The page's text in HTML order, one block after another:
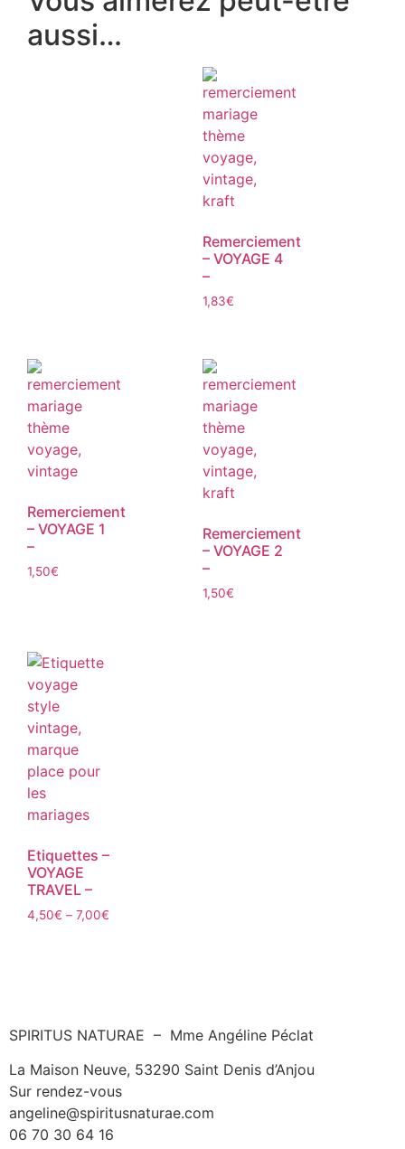
aussi…
Remerciement
– VOYAGE 4
–
1,83€
Remerciement
– VOYAGE 1
–
1,50€
Remerciement
– VOYAGE 2
–
1,50€
Etiquettes –
VOYAGE
TRAVEL –
4,50€ – 7,00€
SPIRITUS NATURAE – Mme Angéline Péclat
La Maison Neuve, 53290 Saint Denis d’Anjou
Sur rendez-vous
angeline@spiritusnaturae.com
06 70 30 64 16